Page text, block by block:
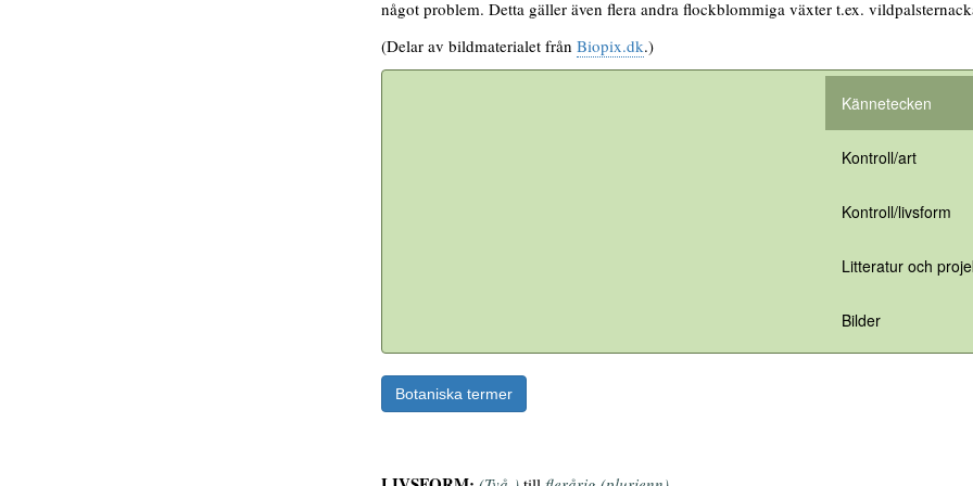
något problem. Detta gäller även flera andra flockblommiga växter t.ex.
(Delar av bildmaterialet från Biopix.dk.)
Kännetecken
Kontroll/art
Kontroll/livsform
Litteratur och
Bilder
Botaniska termer